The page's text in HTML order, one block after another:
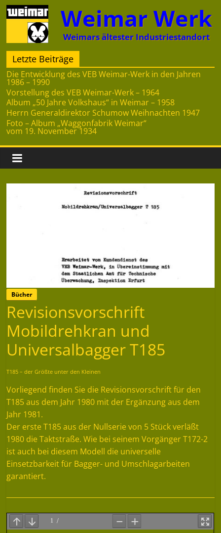
Zum
Inhalt
springen
Weimar Werk
Weimars ältester Industriestandort
Letzte Beiträge
Die Entwicklung des VEB Weimar-Werk in den Jahren
1986 – 1990
Vorstellung des VEB Weimar-Werk – 1964
Album „50 Jahre Volkshaus“ in Weimar – 1958
Herrn Generaldirektor Schumow Weihnachten 1947
Foto – Album „Waggonfabrik Weimar“
vom 19. November 1934
Bücher
Revisionsvorschrift
Mobildrehkran und
Universalbagger T185
T185 – der Größte unter den Kleinen
Vorliegend finden Sie die Revisionsvorschrift für den
T185 aus dem Jahr 1980 mit der Ergänzung aus dem
Jahr 1981.
Der erste T185 aus der Nullserie von 5 Stück verläßt
1980 die Taktstraße. Wie bei seinem Vorgänger T172-2
ist auch bei diesem Modell die universelle
Einsetzbarkeit für Bagger- und Umschlagarbeiten
garantiert.